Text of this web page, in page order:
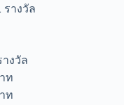
รางวัล
งวัล
ท
ท